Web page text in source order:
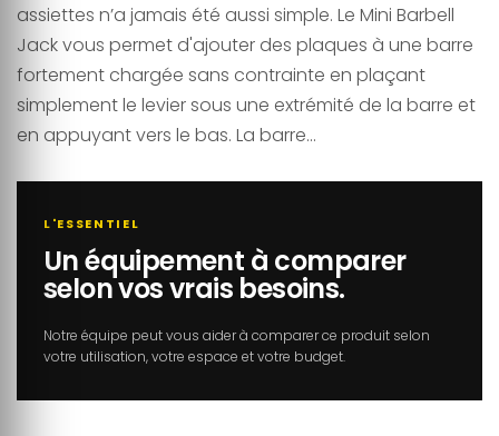
assiettes n’a jamais été aussi simple. Le Mini Barbell
Jack vous permet d'ajouter des plaques à une barre
fortement chargée sans contrainte en plaçant
simplement le levier sous une extrémité de la barre et
en appuyant vers le bas. La barre...
L'ESSENTIEL
Un équipement à comparer
selon vos vrais besoins.
Notre équipe peut vous aider à comparer ce produit selon
votre utilisation, votre espace et votre budget.